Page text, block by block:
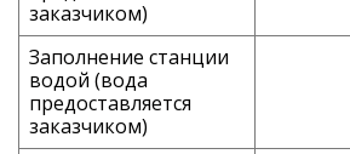
заказчиком)
Заполнение станции
водой (вода
предоставляется
заказчиком)